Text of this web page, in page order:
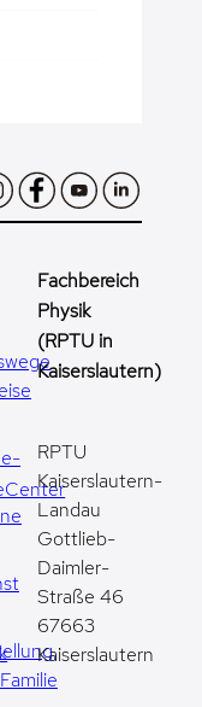
Fachbereich
Physik
(RPTU in
Kaiserslautern)
RPTU
Kaiserslautern-
Landau
Gottlieb-
Daimler-
Straße 46
67663
Kaiserslautern